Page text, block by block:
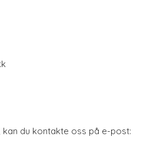
kan du kontakte oss på e-post: